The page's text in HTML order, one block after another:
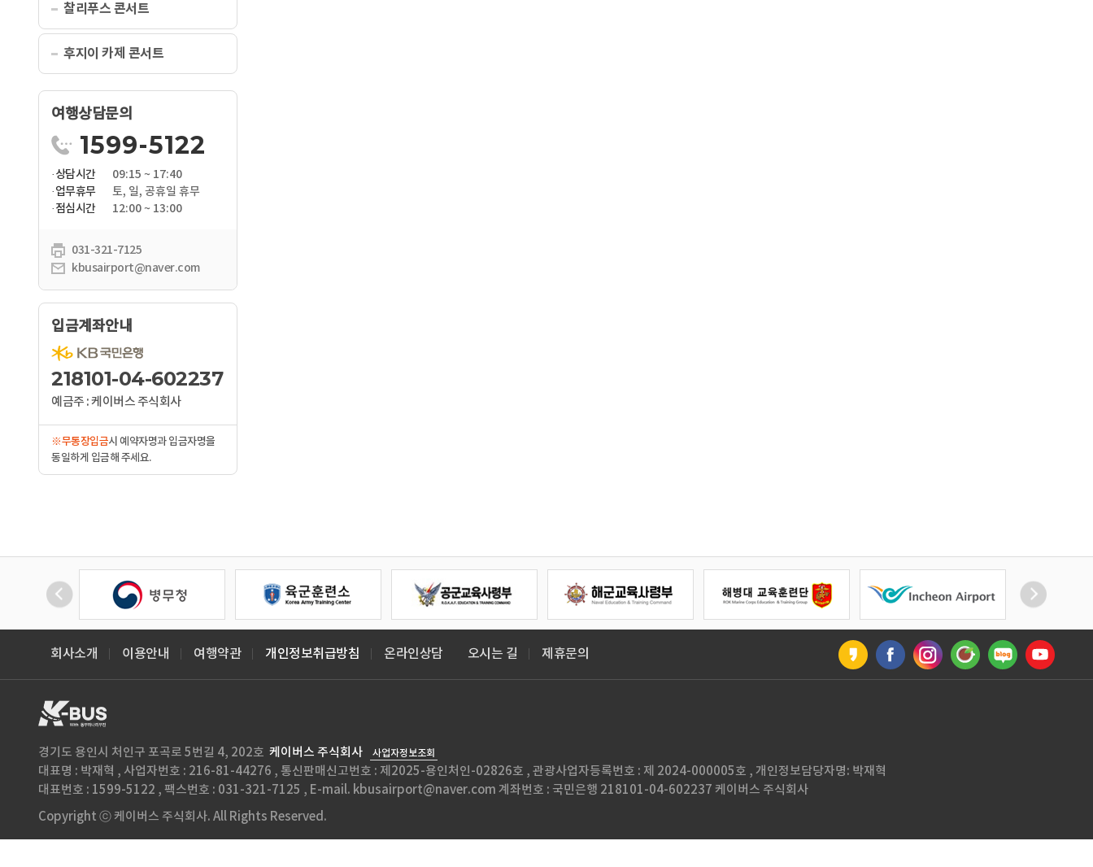
찰리푸스 콘서트
후지이 카제 콘서트
여행상담문의
1599-5122
·상담시간
09:15 ~ 17:40
·업무휴무
토, 일, 공휴일 휴무
·점심시간
12:00 ~ 13:00
031-321-7125
kbusairport@naver.com
입금계좌안내
218101-04-602237
예금주 : 케이버스 주식회사
※무통장입금시 예약자명과 입금자명을
동일하게 입금해 주세요.
회사소개 이용안내 여행약관 개인정보취급방침 온라인상담 오시는 길 제휴문의
경기도 용인시 처인구 포곡로 5번길 4, 202호 케이버스 주식회사 사업자정보조회
대표명 : 박재혁 , 사업자번호 : 216-81-44276 , 통신판매신고번호 : 제2025-용인처인-02826호 , 관광사업자등록번호 : 제 2024-000005호 , 개인정보담당자명: 박재혁
대표번호 : 1599-5122 , 팩스번호 : 031-321-7125 , E-mail. kbusairport@naver.com 계좌번호 : 국민은행 218101-04-602237 케이버스 주식회사
Copyright ⓒ 케이버스 주식회사. All Rights Reserved.